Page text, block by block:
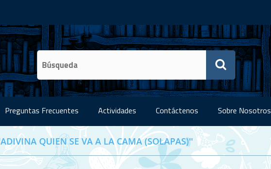
Preguntas Frecuentes Actividades Contáctenos Sobre Nosotros
ADIVINA QUIEN SE VA A LA CAMA (SOLAPAS)